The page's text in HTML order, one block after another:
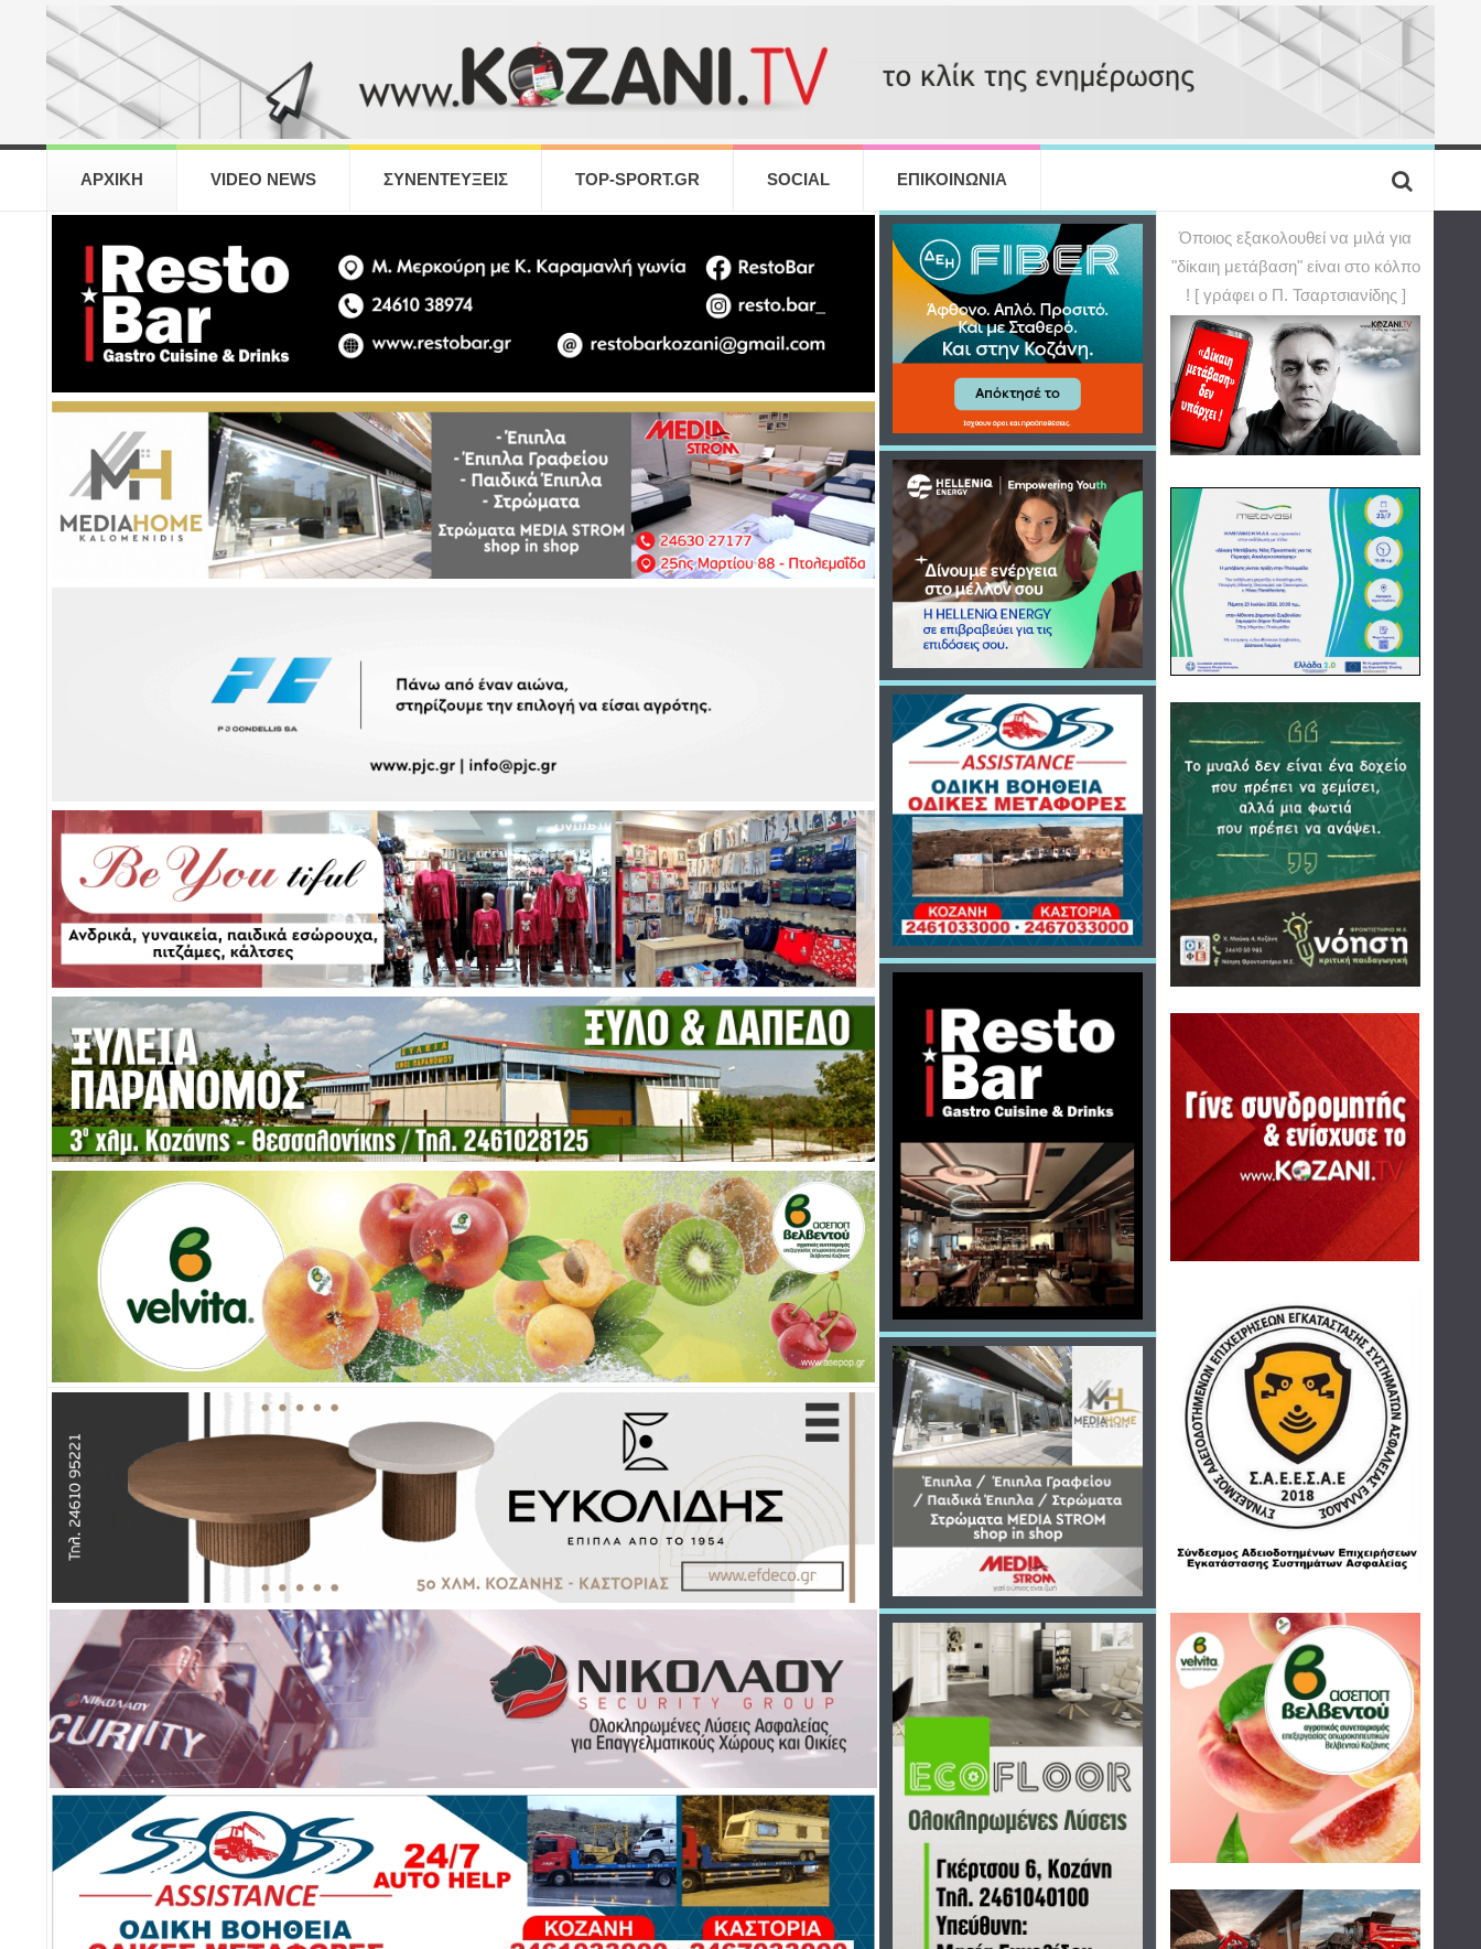
ΑΡΧΙΚΗ VIDEO NEWS ΣΥΝΕΝΤΕΥΞΕΙΣ TOP-SPORT.GR SOCIAL ΕΠΙΚΟΙΝΩΝΙΑ
Όποιος εξακολουθεί να μιλά για
"δίκαιη μετάβαση" είναι στο κόλπο
! [ γράφει ο Π. Τσαρτσιανίδης ]